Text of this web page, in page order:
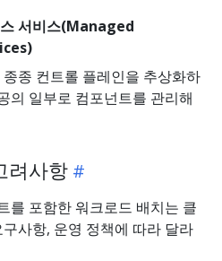
서비스(Managed
종 컨트롤 플레인을 추상화하
의 일부로 컴포넌트를 관리해
려사항
를 포함한 워크로드 배치는 클
사항, 운영 정책에 따라 달라